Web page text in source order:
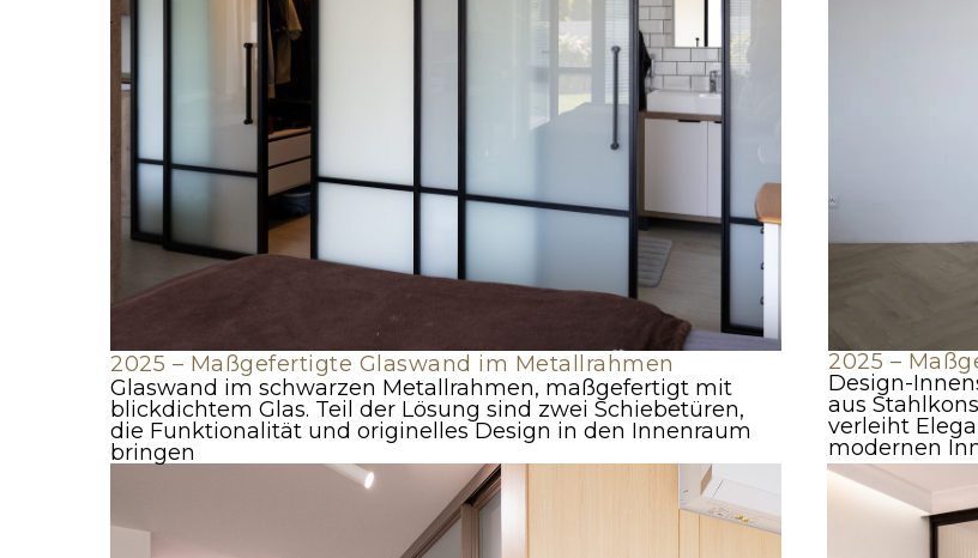
Design-
aus
verleiht
modernen
2025 –
Glaswand im schwarzen Metallrahmen, maßgefertigt mit
blickdichtem Glas. Teil der Lösung sind zwei Schiebetüren,
die Funktionalität und originelles Design in den Innenraum
bringen
2025 – Maßgefertigte Glaswand im Metallrahmen